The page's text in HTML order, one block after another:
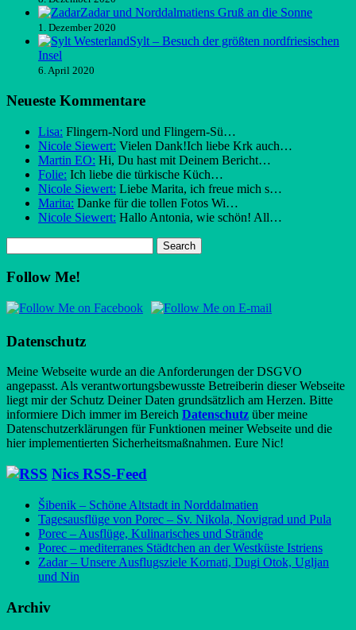
Zadar und Norddalmatiens Gruß an die Sonne
1. Dezember 2020
Sylt – Besuch der größten nordfriesischen
Insel
6. April 2020
Neueste Kommentare
Lisa: Flingern-Nord und Flingern-Sü…
Nicole Siewert: Vielen Dank!Ich liebe Krk auch…
Martin EO: Hi, Du hast mit Deinem Bericht…
Folie: Ich liebe die türkische Küch…
Nicole Siewert: Liebe Marita, ich freue mich s…
Marita: Danke für die tollen Fotos Wi…
Nicole Siewert: Hallo Antonia, wie schön! All…
Follow Me!
Datenschutz
Meine Webseite wurde an die Anforderungen der DSGVO
angepasst. Als verantwortungsbewusste Betreiberin dieser Webseite
liegt mir der Schutz Deiner Daten grundsätzlich am Herzen. Bitte
informiere Dich immer im Bereich Datenschutz über meine
Datenschutzerklärungen für Funktionen meiner Webseite und die
hier implementierten Sicherheitsmaßnahmen. Eure Nic!
Nics RSS-Feed
Šibenik – Schöne Altstadt in Norddalmatien
Tagesausflüge von Porec – Sv. Nikola, Novigrad und Pula
Porec – Ausflüge, Kulinarisches und Strände
Porec – mediterranes Städtchen an der Westküste Istriens
Zadar – Unsere Ausflugsziele Kornati, Dugi Otok, Ugljan
und Nin
Archiv